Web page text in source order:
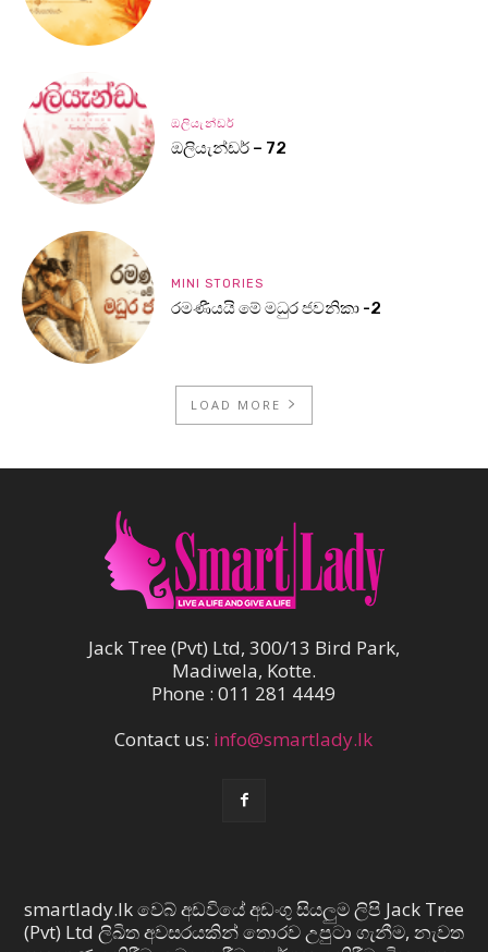
ඔලියැන්ඩර්
ඔලියැන්ඩර් – 72
MINI STORIES
රමණීයයි මේ මධුර ජවනිකා -2
LOAD MORE
Jack Tree (Pvt) Ltd, 300/13 Bird Park,
Madiwela, Kotte.
Phone : 011 281 4449
Contact us: info@smartlady.lk
smartlady.lk වෙබ් අඩවියේ අඩංගු සියලුම ලිපි Jack Tree
(Pvt) Ltd ලිඛිත අවසරයකින් තොරව උපුටා ගැනීම, නැවත